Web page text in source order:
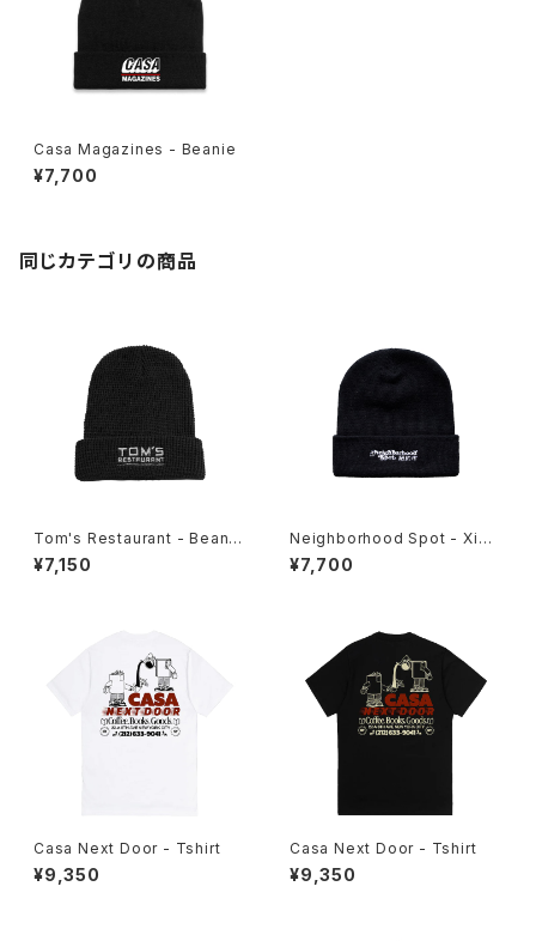
Casa Magazines - Beanie
¥7,700
同じカテゴリの商品
Tom's Restaurant - Beanie
s
¥7,150
Neighborhood Spot - Xie
Xie Beanie
¥7,700
Casa Next Door - Tshirt
¥9,350
Casa Next Door - Tshirt
¥9,350